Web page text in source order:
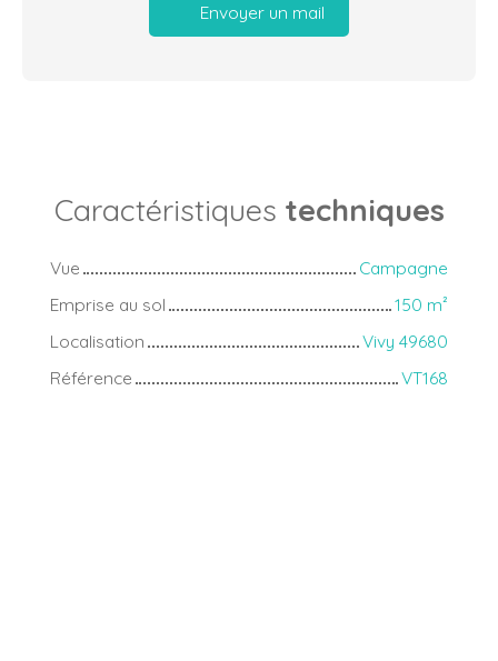
Envoyer un mail
Caractéristiques techniques
Vue
Campagne
Emprise au sol
150 m²
Localisation
Vivy 49680
Référence
VT168